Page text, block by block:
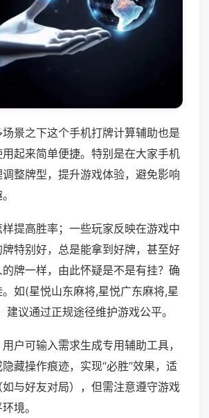
景之下这个手机打牌计算辅助也是
起来简单便捷。特别是在大家手机
整牌型，提升游戏体验，避免影响
提高胜率；一些玩家反映在游戏中
特别好，总是能拿到好牌，甚至好
牌一样，由此怀疑是不是有挂？确
如(星悦山东麻将,星悦广东麻将,星
建议通过正规途径维护游戏公平。
户可输入需求生成专用辅助工具，
藏操作痕迹，实现“必胜”效果，适
与好友对局），但需注意遵守游戏
境。